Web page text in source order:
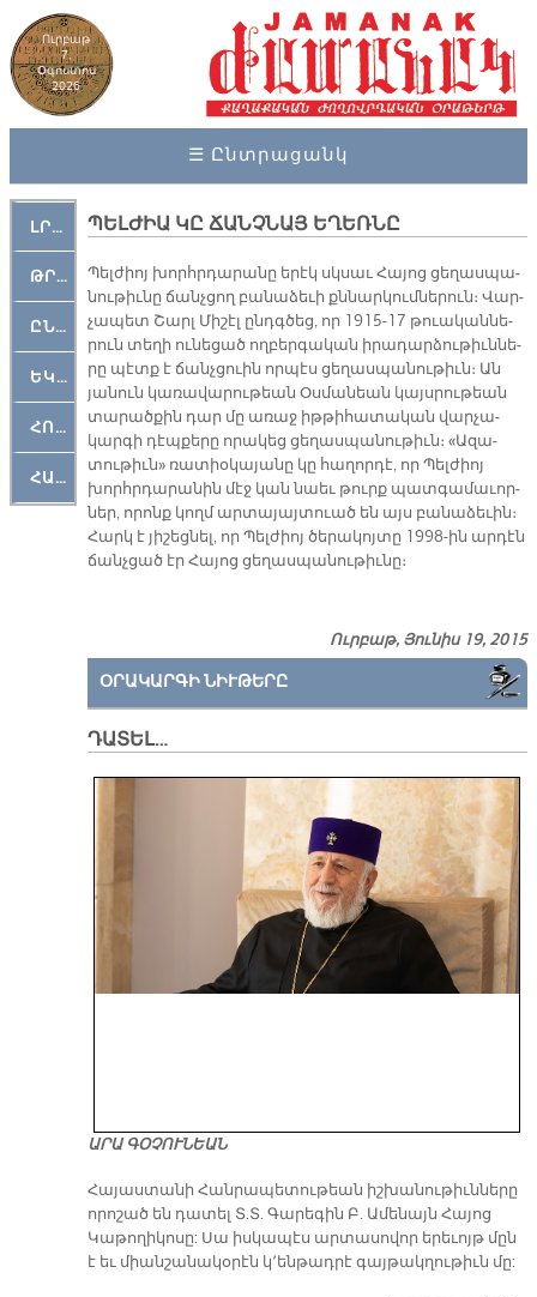
Ուրբաթ
7,
Օգոստոս
2026
☰ Ընտրացանկ
ԼՐԱՀՈՍ
ԹՐՔԱՀԱՅ ԿԵԱՆՔ
ԸՆԿԵՐԱՄՇԱԿՈՒԹԱՅԻՆ
ԵԿԵՂԵՑԱԿԱՆ
ՀՈԳԵՄՏԱՒՈՐ
ՀԱՐԹԱԿ
ՊԵԼԺԻԱ ԿԸ ՃԱՆՉՆԱՅ ԵՂԵՌՆԸ
Պել­ժիոյ խորհր­դա­րա­նը ե­րէկ սկսաւ Հա­յոց ցե­ղաս­պա­
նու­թիւ­նը ճանչ­ցող բա­նա­ձե­ւի քննար­կում­նե­րուն։ Վար­
չա­պետ Շարլ Մի­շէլ ընդգ­ծեց, որ 1915-17 թուա­կան­նե­
րուն տե­ղի ու­նե­ցած ող­բեր­գա­կան ի­րա­դար­ձու­թիւն­նե­
րը պէտք է ճանչ­ցուին որ­պէս ցե­ղաս­պա­նու­թիւն։ Ան
յա­նուն կա­ռա­վա­րու­թեան Օս­մա­նեան կայս­րու­թեան
տա­րած­քին դար մը ա­ռաջ իթ­թի­հա­տա­կան վար­չա­
կար­գի դէպքե­րը ո­րա­կեց ցե­ղաս­պա­նու­թիւն։ «Ա­զա­
տու­թիւն» ռա­տիօ­կա­յա­նը կը հա­ղոր­դէ, որ Պել­ժիոյ
խորհր­դա­րա­նին մէջ կան նաեւ թուրք պատ­գա­մա­ւոր­
ներ, ո­րոնք կողմ ար­տա­յայ­տուած են այս բա­նա­ձե­ւին։
Հարկ է յի­շեց­նել, որ Պել­ժիոյ ծե­րա­կոյ­տը 1998-ին ար­դէն
ճանչ­ցած էր Հա­յոց ցե­ղաս­պա­նու­թիւ­նը։
Ուրբաթ, Յունիս 19, 2015
ՕՐԱԿԱՐԳԻ ՆԻՒԹԵՐԸ
ԴԱՏԵԼ…
ԱՐԱ ԳՕՉՈՒՆԵԱՆ
​Հայաստանի Հանրապետութեան իշխանութիւնները
որոշած են դատել Տ.Տ. Գարեգին Բ. Ամենայն Հայոց
Կաթողիկոսը: Սա իսկապէս արտասովոր երեւոյթ մըն
է եւ միանշանակօրէն կ՚ենթադրէ գայթակղութիւն մը: